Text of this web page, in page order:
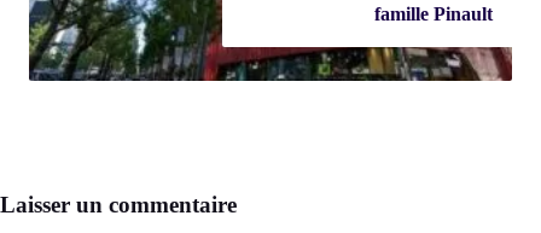
famille Pinault
Laisser un commentaire